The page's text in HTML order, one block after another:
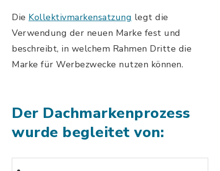
Die Kollektivmarkensatzung legt die
Verwendung der neuen Marke fest und
beschreibt, in welchem Rahmen Dritte die
Marke für Werbezwecke nutzen können.
Der Dachmarkenprozess
wurde begleitet von: